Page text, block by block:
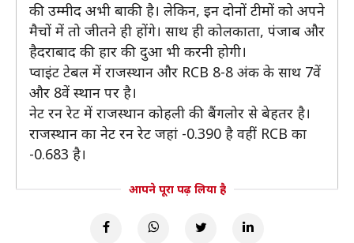
की उम्मीद अभी बाकी है। लेकिन, इन दोनों टीमों को अपने
मैचों में तो जीतने ही होंगे। साथ ही कोलकाता, पंजाब और
हैदराबाद की हार की दुआ भी करनी होगी।
प्वाइंट टेबल में राजस्थान और RCB 8-8 अंक के साथ 7वें
और 8वें स्थान पर है।
नेट रन रेट में राजस्थान कोहली की बैंगलोर से बेहतर है।
राजस्थान का नेट रन रेट जहां -0.390 है वहीं RCB का
-0.683 है।
आपने पूरा पढ़ लिया है